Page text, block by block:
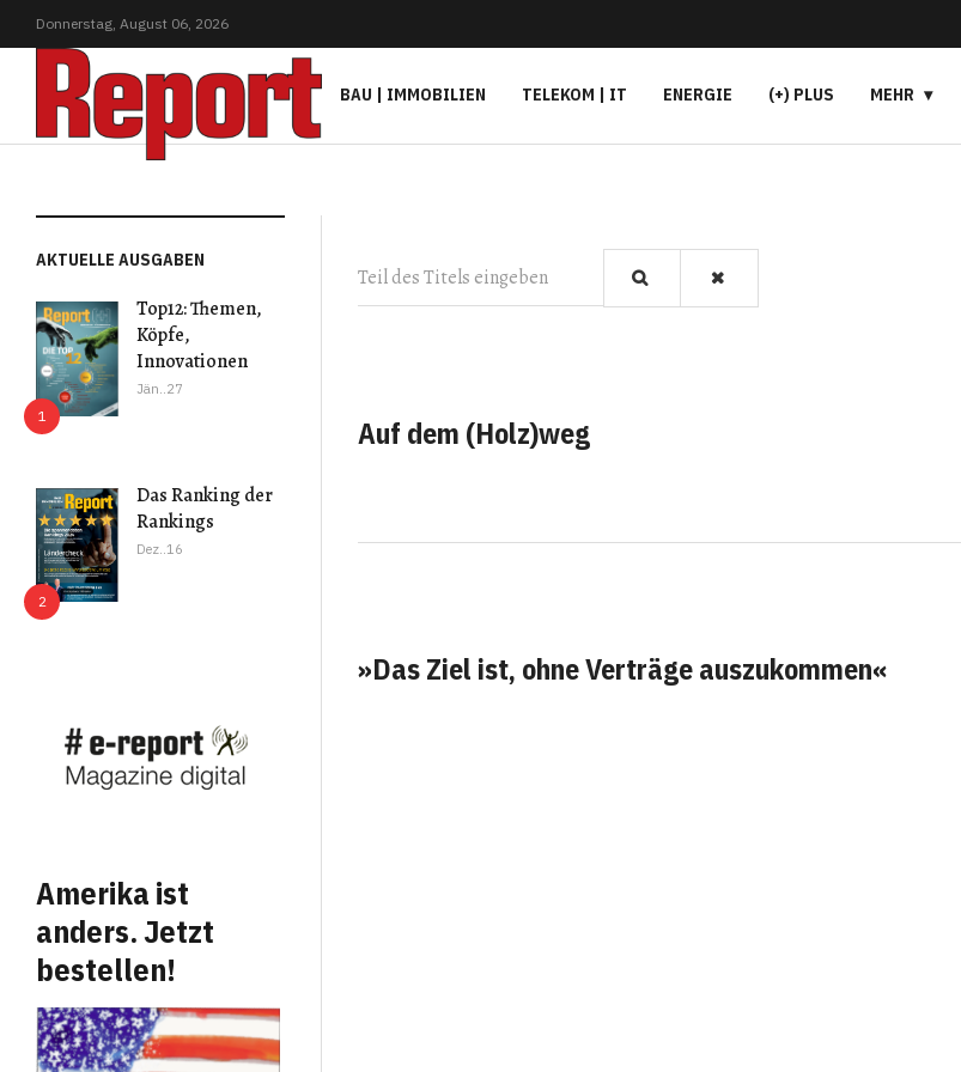
Donnerstag, August 06, 2026
BAU | IMMOBILIEN TELEKOM | IT ENERGIE (+) PLUS MEHR
AKTUELLE AUSGABEN
Top12: Themen,
Köpfe,
Innovationen
Jän..27
Das Ranking der
Rankings
Dez..16
Amerika ist
anders. Jetzt
bestellen!
Auf dem (Holz)weg
»Das Ziel ist, ohne Verträge auszukommen«